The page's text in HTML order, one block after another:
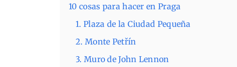
10 cosas para hacer en Praga
1. Plaza de la Ciudad Pequeña
2. Monte Petřín
3. Muro de John Lennon